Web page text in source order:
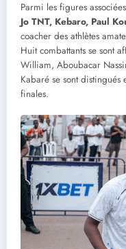
Parmi les figures
Jo TNT, Kebaro, Paul
coacher des athlètes
Huit combattants se sont
William, Aboubacar
Kabaré se sont
finales.